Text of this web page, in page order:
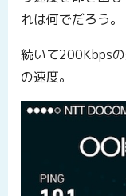
れは何でだろう。
続いて200Kbps
の速度。